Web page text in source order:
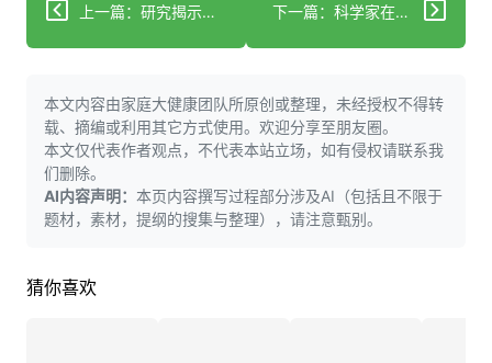
上一篇：研究揭示患者获取人工智能与癌症相关信息的在线资源存在重大缺口 下一篇：科学家在117岁女性体内发现的长寿新线索 专家揭示她每日三次的特定食物
本文内容由家庭大健康团队所原创或整理，未经授权不得转
载、摘编或利用其它方式使用。欢迎分享至朋友圈。
本文仅代表作者观点，不代表本站立场，如有侵权请联系我
们删除。
AI内容声明： 本页内容撰写过程部分涉及AI（包括且不限于
题材，素材，提纲的搜集与整理），请注意甄别。
猜你喜欢